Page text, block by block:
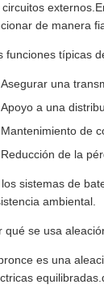
circuitos
de manera
funciones típicas
Asegurar una
Apoyo a una
Mantenimiento de
Reducción de la
los sistemas de
ambiental.
qué se usa
es una